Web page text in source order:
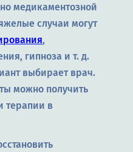
медикаментозной
случаи могут
,
гипноза и т. д.
выбирает врач.
можно получить
терапии в